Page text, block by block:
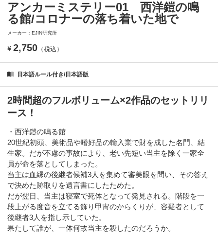
アンカーミステリー01 西洋鎧の鳴
る館/コロナーの落ち着いた地で
メーカー：EJIN研究所
¥ 2,750 （税込）
日本語ルール付き/日本語版
2時間超のフルボリューム×2作品のセットリリ
ース！
・西洋鎧の鳴る館
20世紀初頭、美術品や嗜好品の輸入業で財を成した名門、結
生家。だが不慮の事故により、老い先短い当主を除く一家全
員が命を落としてしまった。
当主は血縁の後継者候補3人を集めて審美眼を問い、その答え
で決めた跡取りを遺言書にしたためた。
だが翌日、当主は寝室で死体となって発見される。階段を一
段上がる度音を立てる飾り甲冑のからくりが、容疑者として
後継者3人を指し示していた。
果たして誰が、一体何故当主を殺したのだろうか。